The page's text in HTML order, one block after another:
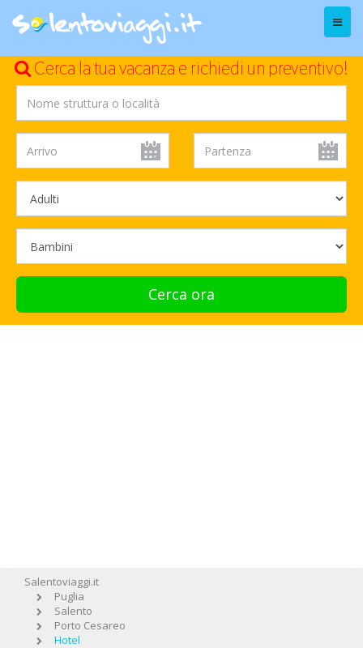
Menu
Cerca la tua vacanza e richiedi un preventivo!
Cerca ora
Salentoviaggi.it
Puglia
Salento
Porto Cesareo
Hotel